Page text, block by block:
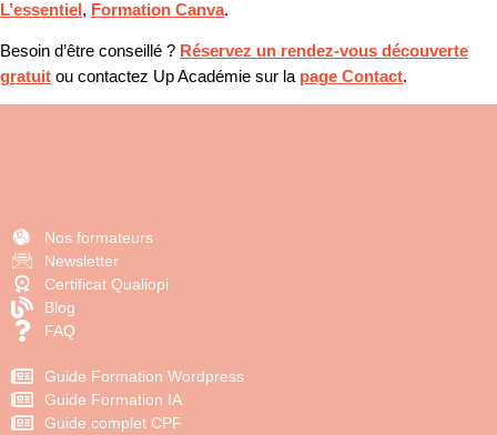
L’essentiel , Formation Canva.
Besoin d’être conseillé ? Réservez un rendez-vous découverte
gratuit ou contactez Up Académie sur la page Contact.
Nos formateurs
Newsletter
Certificat Qualiopi
Blog
FAQ
Guide Formation Wordpress
Guide Formation IA
Guide complet CPF